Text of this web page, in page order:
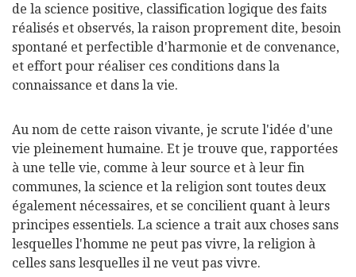
de la science positive, classification logique des faits
réalisés et observés, la raison proprement dite, besoin
spontané et perfectible d'harmonie et de convenance,
et effort pour réaliser ces conditions dans la
connaissance et dans la vie.
Au nom de cette raison vivante, je scrute l'idée d'une
vie pleinement humaine. Et je trouve que, rapportées
à une telle vie, comme à leur source et à leur fin
communes, la science et la religion sont toutes deux
également nécessaires, et se concilient quant à leurs
principes essentiels. La science a trait aux choses sans
lesquelles l'homme ne peut pas vivre, la religion à
celles sans lesquelles il ne veut pas vivre.